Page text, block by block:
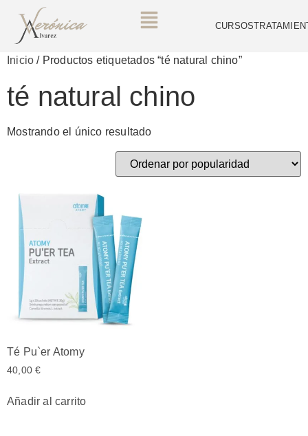
CURSOS
Inicio / Productos etiquetados “té natural chino”
té natural chino
Mostrando el único resultado
Té Pu`er Atomy
40,00€
Añadir al carrito